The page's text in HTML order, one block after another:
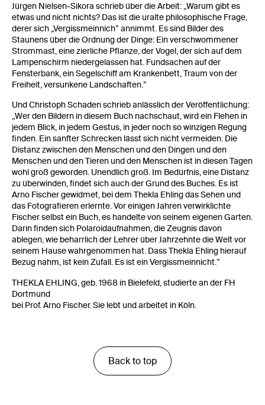
Jürgen Nielsen-Sikora schrieb über die Arbeit: „Warum gibt es
etwas und nicht nichts? Das ist die uralte philosophische Frage,
derer sich „Vergissmeinnich” annimmt. Es sind Bilder des
Staunens über die Ordnung der Dinge: Ein verschwommener
Strommast, eine zierliche Pflanze, der Vogel, der sich auf dem
Lampenschirm niedergelassen hat. Fundsachen auf der
Fensterbank, ein Segelschiff am Krankenbett, Traum von der
Freiheit, versunkene Landschaften.”
Und Christoph Schaden schrieb anlässlich der Veröffentlichung:
„Wer den Bildern in diesem Buch nachschaut, wird ein Flehen in
jedem Blick, in jedem Gestus, in jeder noch so winzigen Regung
finden. Ein sanfter Schrecken lässt sich nicht vermeiden. Die
Distanz zwischen den Menschen und den Dingen und den
Menschen und den Tieren und den Menschen ist in diesen Tagen
wohl groß geworden. Unendlich groß. Im Bedürfnis, eine Distanz
zu überwinden, findet sich auch der Grund des Buches. Es ist
Arno Fischer gewidmet, bei dem Thekla Ehling das Sehen und
das Fotografieren erlernte. Vor einigen Jahren verwirklichte
Fischer selbst ein Buch, es handelte von seinem eigenen Garten.
Darin finden sich Polaroidaufnahmen, die Zeugnis davon
ablegen, wie beharrlich der Lehrer über Jahrzehnte die Welt vor
seinem Hause wahrgenommen hat. Dass Thekla Ehling hierauf
Bezug nahm, ist kein Zufall. Es ist ein Vergissmeinnicht.”
THEKLA EHLING, geb. 1968 in Bielefeld, studierte an der FH
Dortmund
bei Prof. Arno Fischer. Sie lebt und arbeitet in Köln.
Back to top